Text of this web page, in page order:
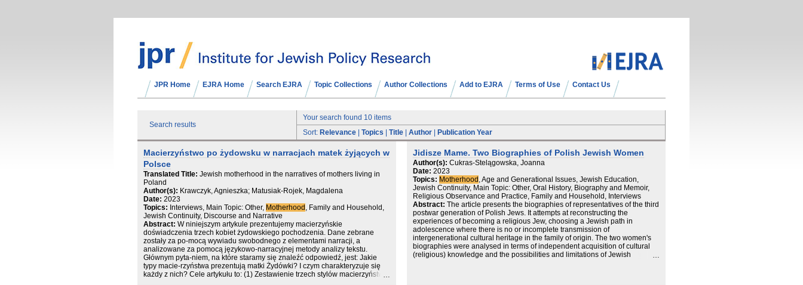
JPR Home EJRA Home Search EJRA Topic Collections Author Collections Add to EJRA Terms of Use Contact Us
Search results
Your search found 10 items
Sort: Relevance Topics Title Author Publication Year
Macierzyństwo po żydowsku w narracjach matek żyjących w
Polsce
Translated Title: Jewish motherhood in the narratives of mothers living in
Poland
Author(s): Krawczyk, Agnieszka; Matusiak-Rojek, Magdalena
Date: 2023
Topics: Interviews, Main Topic: Other, Motherhood , Family and Household,
Jewish Continuity, Discourse and Narrative
Abstract: W niniejszym artykule prezentujemy macierzyńskie
doświadczenia trzech kobiet żydowskiego pochodzenia. Dane zebrane
zostały za po-mocą wywiadu swobodnego z elementami narracji, a
analizowane za pomocą językowo-narracyjnej metody analizy tekstu.
Głównym pyta-niem, na które staramy się znaleźć odpowiedź, jest: Jakie
typy macie-rzyństwa prezentują matki Żydówki? I czym charakteryzuje się
każdy z nich? Cele artykułu to: (1) Zestawienie trzech stylów macierzyństwa
Jidisze Mame. Two Biographies of Polish Jewish Women
Author(s): Cukras-Stelągowska, Joanna
Date: 2023
Topics: Motherhood , Age and Generational Issues, Jewish Education,
Jewish Continuity, Main Topic: Other, Oral History, Biography and Memoir,
Religious Observance and Practice, Family and Household, Interviews
Abstract: The article presents the biographies of representatives of the third
postwar generation of Polish Jews. It attempts at reconstructing the
experiences of becoming a religious Jew, choosing a Jewish path in
adolescence where there is no or incomplete transmission of
intergenerational cultural heritage in the family of origin. The two women's
biographies were analysed in terms of independent acquisition of cultural
(religious) knowledge and the possibilities and limitations of Jewish